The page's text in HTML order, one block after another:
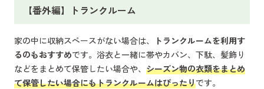
【番外編】トランクルーム
家の中に収納スペースがない場合は、
トランクルームを利用す
るのもおすすめです。浴衣と一緒に帯やカバン、下駄、髪飾り
などをまとめて保管したい場合や、 シーズン物の衣類をまとめ
て保管したい場合にもトランクルームはぴったりです。